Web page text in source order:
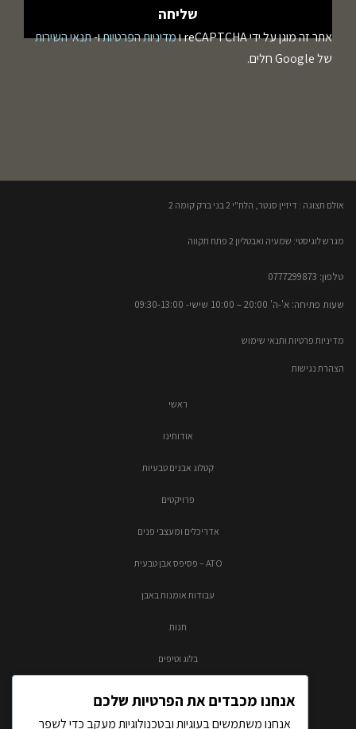
אתר זה מוגן על ידי reCAPTCHA ו מדיניות הפרטיותו-תנאי השירות
של Google חלים.
אולם תצוגה : דיזיין סנטר, הלח"י 2 בני ברק קומה 2​
מגרש לוגיסטי: שמעיה ואבטליון 2 פתח תקווה
טלפון: 0777299873​
שעות פתיחה: א'-ה' 20:00 – 10:00​​ שישי- 09:30-13:00
מדיניות פרטיות ותנאי שימוש
הצהרת נגישות
ראשי
אודותינו
קטלוג אבנים טבעיות
פרויקטים
אדריכלים ומעצבי פנים
ATO – פסיפס אבן טבעית
עבודות אומנות באבן
חנות
בלוג וטיפים
אנחנו מכבדים את הפרטיות שלכם
אנחנו משתמשים בעוגיות ובטכנולוגיות מעקב כדי לשפר